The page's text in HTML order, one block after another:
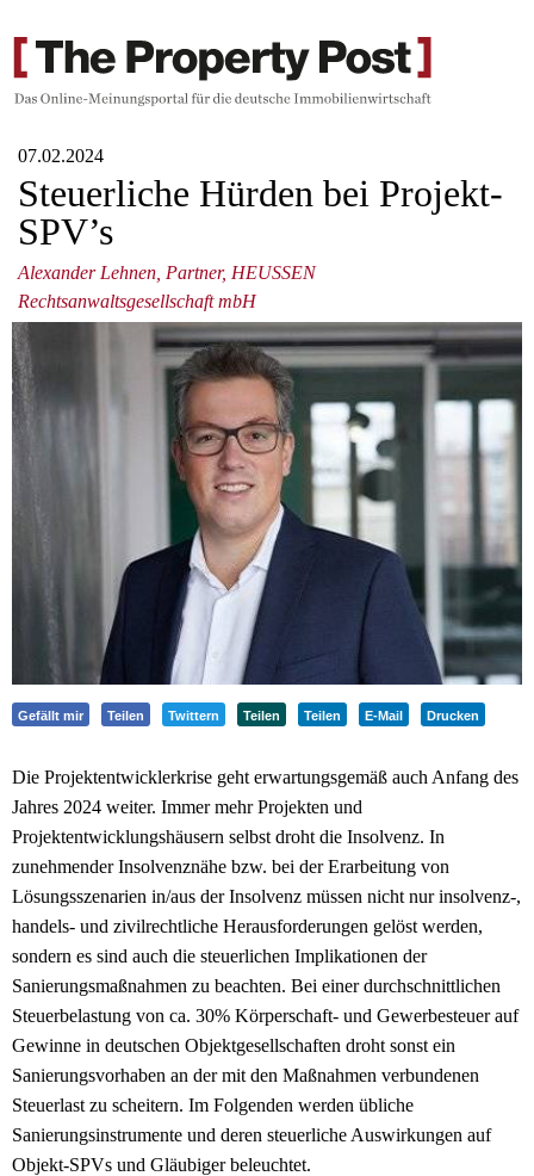
07.02.2024
Steuerliche Hürden bei Projekt-
SPV’s
Alexander Lehnen, Partner, HEUSSEN
Rechtsanwaltsgesellschaft mbH
Gefällt mir Teilen Twittern Teilen Teilen E-Mail Drucken
Die Projektentwicklerkrise geht erwartungsgemäß auch Anfang des
Jahres 2024 weiter. Immer mehr Projekten und
Projektentwicklungshäusern selbst droht die Insolvenz. In
zunehmender Insolvenznähe bzw. bei der Erarbeitung von
Lösungsszenarien in/aus der Insolvenz müssen nicht nur insolvenz-,
handels- und zivilrechtliche Herausforderungen gelöst werden,
sondern es sind auch die steuerlichen Implikationen der
Sanierungsmaßnahmen zu beachten. Bei einer durchschnittlichen
Steuerbelastung von ca. 30% Körperschaft- und Gewerbesteuer auf
Gewinne in deutschen Objektgesellschaften droht sonst ein
Sanierungsvorhaben an der mit den Maßnahmen verbundenen
Steuerlast zu scheitern. Im Folgenden werden übliche
Sanierungsinstrumente und deren steuerliche Auswirkungen auf
Objekt-SPVs und Gläubiger beleuchtet.